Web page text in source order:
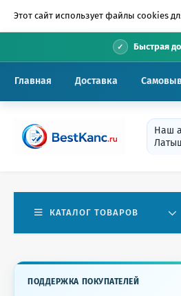
Этот сайт использует файлы cookies
Быстрая
Главная Доставка
Наш
КАТАЛОГ ТОВАРОВ
ПОДДЕРЖКА ПОКУПАТЕЛЕЙ